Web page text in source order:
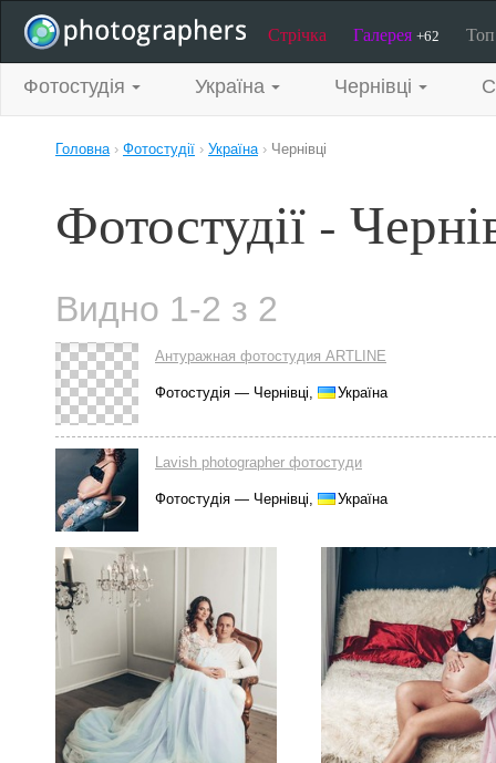
Стрічка Галерея +62
Фотостудія Україна Чернівці
Головна› Фотостудії › Україна› Чернівці
Фотостудії -
Видно 1-2 з 2
Антуражная фотостудия ARTLINE
Фотостудія — Чернівці, Україна
Lavish photographer фотостуди
Фотостудія — Чернівці, Україна